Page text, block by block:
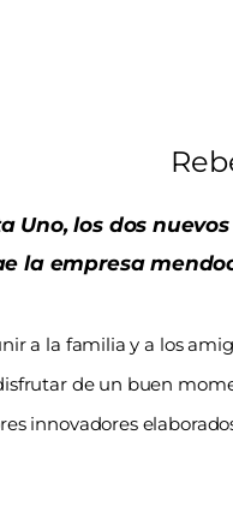
Uno, los dos
la empresa
a la familia y a los
de un buen
innovadores